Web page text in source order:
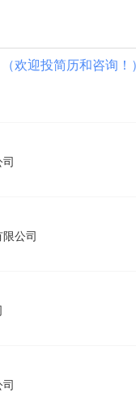
欢迎投简历和咨询！
公司